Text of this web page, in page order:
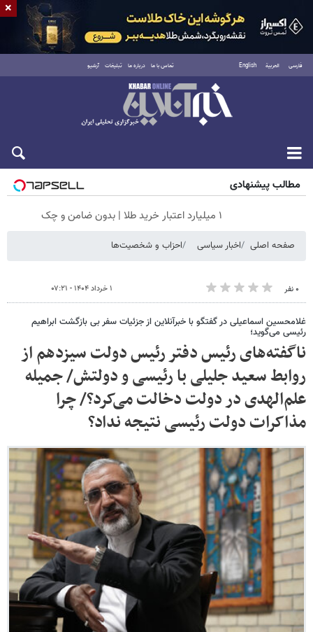
فارسی العربية English تماس با ما درباره ما تبلیغات آرشیو
شنبه ۱۷ مرداد ۱۴۰۵
مطالب پیشنهادی
۱ میلیارد اعتبار خرید طلا | بدون ضامن و چک
صفحه اصلی اخبار سیاسی احزاب و شخصیت‌ها
۰ نفر ۱ خرداد ۱۴۰۴ - ۰۷:۲۱
غلامحسین اسماعیلی در گفتگو با خبرآنلاین از جزئیات سفر بی بازگشت ابراهیم
رئیسی می‌گوید؛
ناگفته‌های رئیس دفتر رئیس دولت سیزدهم از
روابط سعید جلیلی با رئیسی و دولتش/ جمیله
علم‌الهدی در دولت دخالت می‌کرد؟/ چرا
مذاکرات دولت رئیسی نتیجه نداد؟
×